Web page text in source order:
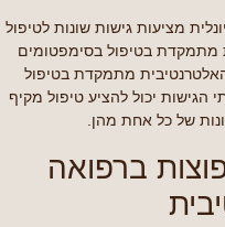
מציעות גישות שונות לטיפול
מתמקדת בטיפול בסימפטומים
מתמקדת בטיפול
הגישות יכול להציע טיפול מקיף
של כל אחת מהן.
ברפואה